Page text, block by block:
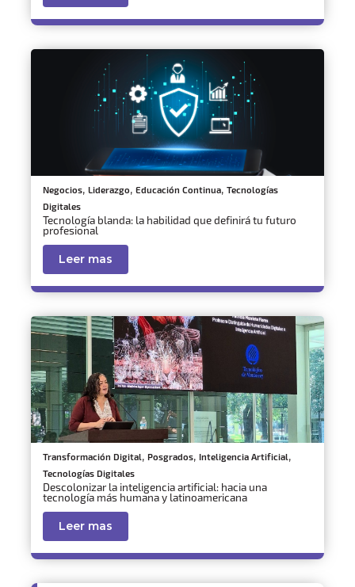
Negocios, Liderazgo, Educación Continua, Tecnologías
Digitales
Tecnología blanda: la habilidad que definirá tu futuro
profesional
Leer mas
Transformación Digital, Posgrados, Inteligencia Artificial,
Tecnologías Digitales
Descolonizar la inteligencia artificial: hacia una
tecnología más humana y latinoamericana
Leer mas